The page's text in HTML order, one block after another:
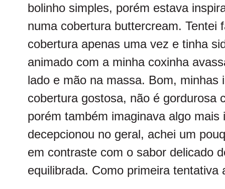
bolinho simples, porém estava
numa cobertura buttercream. Tentei
cobertura apenas uma vez e tinha
animado com a minha coxinha
lado e mão na massa. Bom, minhas
cobertura gostosa, não é gordurosa
porém também imaginava algo mais
decepcionou no geral, achei um
em contraste com o sabor delicado
equilibrada. Como primeira tentativa